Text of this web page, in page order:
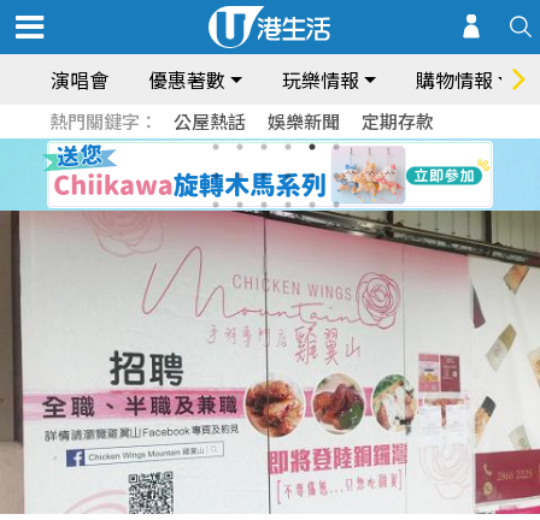
演唱會 優惠著數 玩樂情報 購物情報
熱門關鍵字： 公屋熱話 娛樂新聞 定期存款